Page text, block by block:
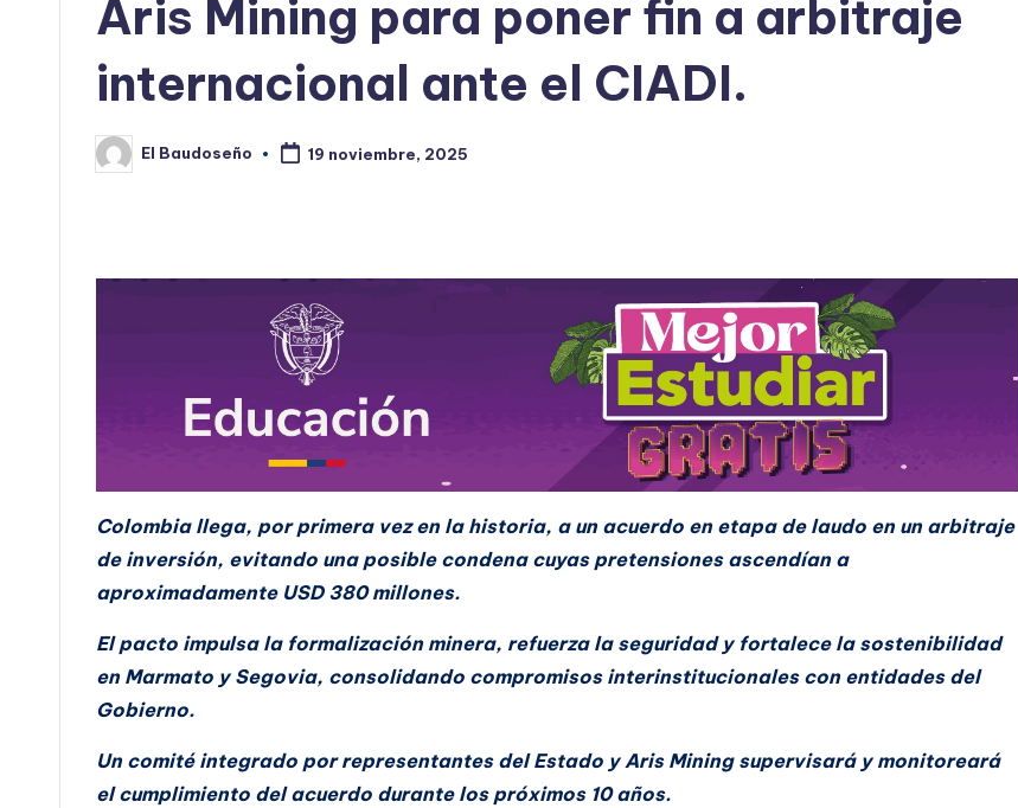
Aris Mining para poner fin a arbitraje
internacional ante el CIADI.
Publicado
por
El Baudoseño 19 noviembre, 2025
Colombia llega, por primera vez en la historia, a un acuerdo en etapa de laudo en un arbitraje
de inversión, evitando una posible condena cuyas pretensiones ascendían a
aproximadamente USD 380 millones.
El pacto impulsa la formalización minera, refuerza la seguridad y fortalece la sostenibilidad
en Marmato y Segovia, consolidando compromisos interinstitucionales con entidades del
Gobierno.
Un comité integrado por representantes del Estado y Aris Mining supervisará y monitoreará
el cumplimiento del acuerdo durante los próximos 10 años.